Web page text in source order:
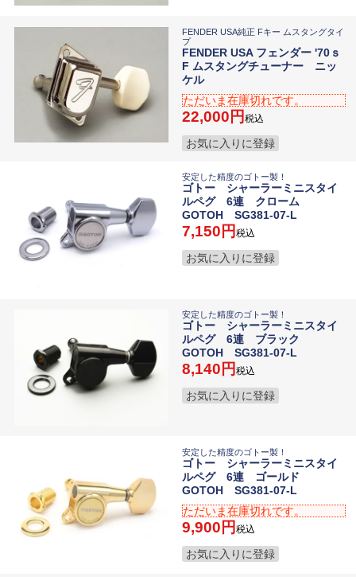
FENDER USA純正 Fキー ムスタングタイ
プ
FENDER USA フェンダー '70ｓ
F ムスタングチューナー ニッ
ケル
ただいま在庫切れです。
22,000 税込
お気に入りに登録
安定した精度のゴトー製！
ゴトー シャーラーミニスタイ
ルペグ 6連 クローム
GOTOH SG381-07-L
7,150 税込
お気に入りに登録
安定した精度のゴトー製！
ゴトー シャーラーミニスタイ
ルペグ 6連 ブラック
GOTOH SG381-07-L
8,140 税込
お気に入りに登録
安定した精度のゴトー製！
ゴトー シャーラーミニスタイ
ルペグ 6連 ゴールド
GOTOH SG381-07-L
ただいま在庫切れです。
9,900 税込
お気に入りに登録